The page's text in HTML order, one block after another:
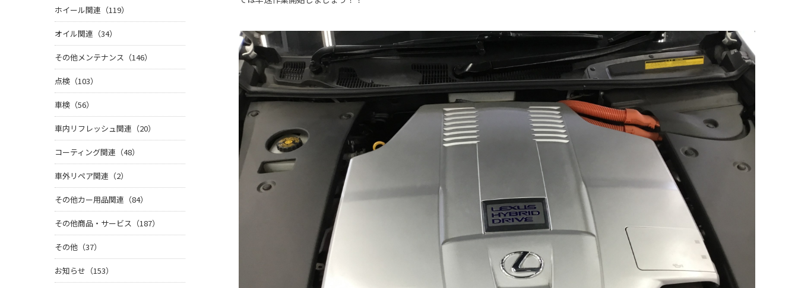
ホイール関連（119）
オイル関連（34）
その他メンテナンス（146）
点検（103）
車検（56）
車内リフレッシュ関連（20）
コーティング関連（48）
車外リペア関連（2）
その他カー用品関連（84）
その他商品・サービス（187）
その他（37）
お知らせ（153）